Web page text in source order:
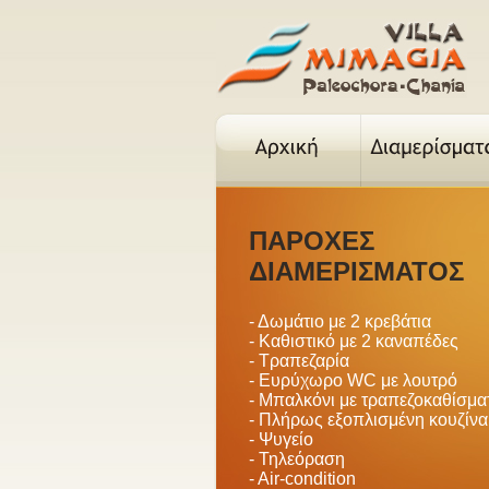
ΠΑΡΟΧΕΣ
ΔΙΑΜΕΡΙΣΜΑΤΟΣ
- Δωμάτιο με 2 κρεβάτια
- Καθιστικό με 2 καναπέδες
- Τραπεζαρία
- Ευρύχωρο WC με λουτρό
- Μπαλκόνι με
- Πλήρως εξοπλισμένη κουζίνα
- Ψυγείο
- Τηλεόραση
- Air-condition